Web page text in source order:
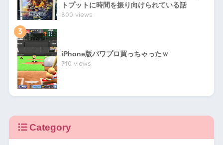
トプットに時間を振り向けられている話
800 views
3
iPhone版パワプロ買っちゃったｗ
740 views
Category